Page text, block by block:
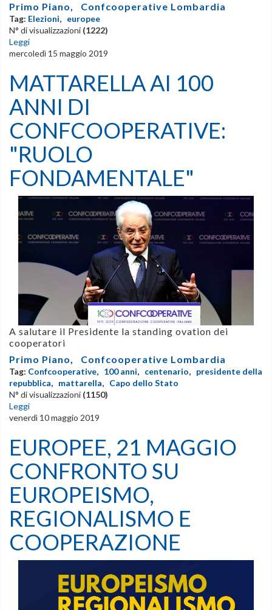
Primo Piano, Confcooperative Lombardia
Tag: Elezioni, europee
N° di visualizzazioni (1222)
Leggi
mercoledì 15 maggio 2019
MATTARELLA AI 100
ANNI DI
CONFCOOPERATIVE:
"RUOLO
FONDAMENTALE"
A salutare il Presidente la standing ovation dei
cooperatori
Primo Piano, Confcooperative Lombardia
Tag: Confcooperative, 100 anni, centenario, presidente della
repubblica, mattarella, Capo dello Stato
N° di visualizzazioni (1150)
Leggi
venerdì 10 maggio 2019
EUROPEE, 21 MAGGIO
CONFRONTO SU
EUROPEISMO,
REGIONALISMO E
COOPERAZIONE